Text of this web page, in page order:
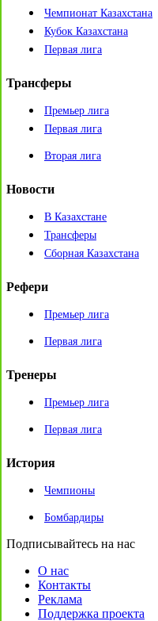
Чемпионат Казахстана
Кубок Казахстана
Первая лига
Трансферы
Премьер лига
Первая лига
Вторая лига
Новости
В Казахстане
Трансферы
Сборная Казахстана
Рефери
Премьер лига
Первая лига
Тренеры
Премьер лига
Первая лига
История
Чемпионы
Бомбардиры
Подписывайтесь на нас
О нас
Контакты
Реклама
Поддержка проекта